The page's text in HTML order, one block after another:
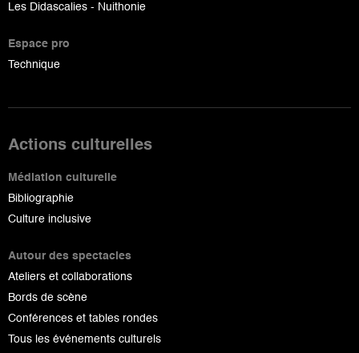
Les Didascalies - Nuithonie
Espace pro
Technique
Actions culturelles
Médiation culturelle
Bibliographie
Culture inclusive
Autour des spectacles
Ateliers et collaborations
Bords de scène
Conférences et tables rondes
Tous les événements culturels